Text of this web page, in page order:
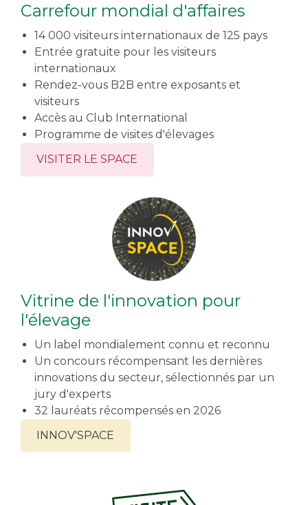
Carrefour mondial d'affaires
14 000 visiteurs internationaux de 125 pays
Entrée gratuite pour les visiteurs
internationaux
Rendez-vous B2B entre exposants et
visiteurs
Accès au Club International
Programme de visites d'élevages
VISITER LE SPACE
Vitrine de l'innovation pour
l'élevage
Un label mondialement connu et reconnu
Un concours récompensant les dernières
innovations du secteur, sélectionnés par un
jury d'experts
32 lauréats récompensés en 2026
INNOV'SPACE